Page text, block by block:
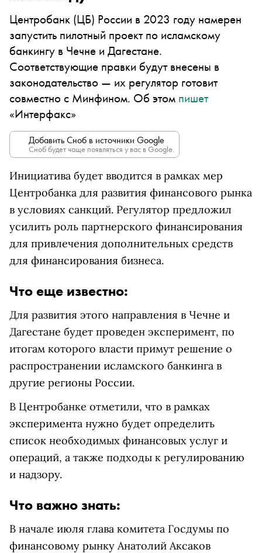
Центробанк (ЦБ) России в 2023 году намерен
запустить пилотный проект по исламскому
банкингу в Чечне и Дагестане.
Соответствующие правки будут внесены в
законодательство — их регулятор готовит
совместно с Минфином. Об этом пишет
«Интерфакс»
Добавить Сноб в источники Google
Сноб будет чаще появляться у вас в Google.
Инициатива будет вводится в рамках мер
Центробанка для развития финансового рынка
в условиях санкций. Регулятор предложил
усилить роль партнерского финансирования
для привлечения дополнительных средств
для финансирования бизнеса.
Что еще известно:
Для развития этого направления в Чечне и
Дагестане будет проведен эксперимент, по
итогам которого власти примут решение о
распространении исламского банкинга в
другие регионы России.
В Центробанке отметили, что в рамках
эксперимента нужно будет определить
список необходимых финансовых услуг и
операций, а также подходы к регулированию
и надзору.
Что важно знать:
В начале июля глава комитета Госдумы по
финансовому рынку Анатолий Аксаков